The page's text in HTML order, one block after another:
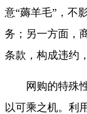
意“薅羊毛”，不
务；另一方面，
条款，构成违约
网购的特殊性
以可乘之机。利